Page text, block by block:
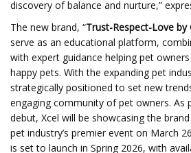
discovery of balance and nurture,”
The new brand, “Trust-Respect-Love by
serve as an educational platform,
with expert guidance helping pet
happy pets. With the expanding pet
strategically positioned to set new
engaging community of pet owners. As
debut, Xcel will be showcasing the
pet industry’s premier event on March
is set to launch in Spring 2026, with